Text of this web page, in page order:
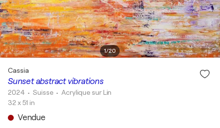
1/20
Sunset abstract vibrations
Cassia
2024 • Suisse •Acrylique sur Lin
32 x 51 in
Vendue